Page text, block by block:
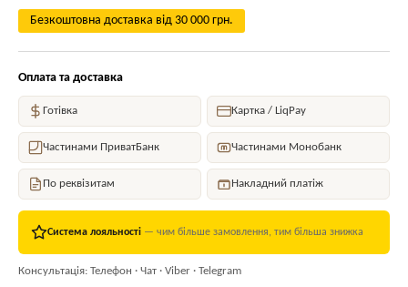
Безкоштовна доставка від 30 000 грн.
Оплата та доставка
Готівка Картка / LiqPay
Частинами ПриватБанк Частинами Монобанк
По реквізитам Накладний платіж
Система лояльності — чим більше замовлення, тим більша знижка
Консультація: Телефон · Чат · Viber · Telegram